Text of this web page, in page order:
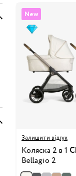
боді
та плавки
накидки
та
New
Залишити відгук
Коляска 2 в 1
Bellagio 2